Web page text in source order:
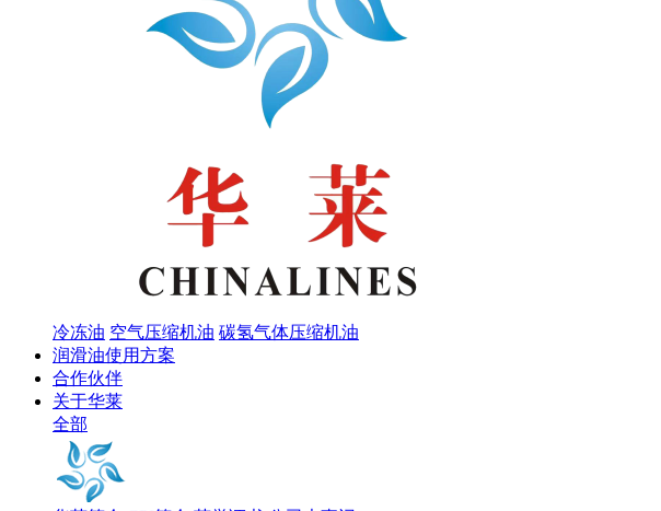
冷冻油 空气压缩机油 碳氢气体压缩机油
润滑油使用方案
合作伙伴
关于华莱
全部